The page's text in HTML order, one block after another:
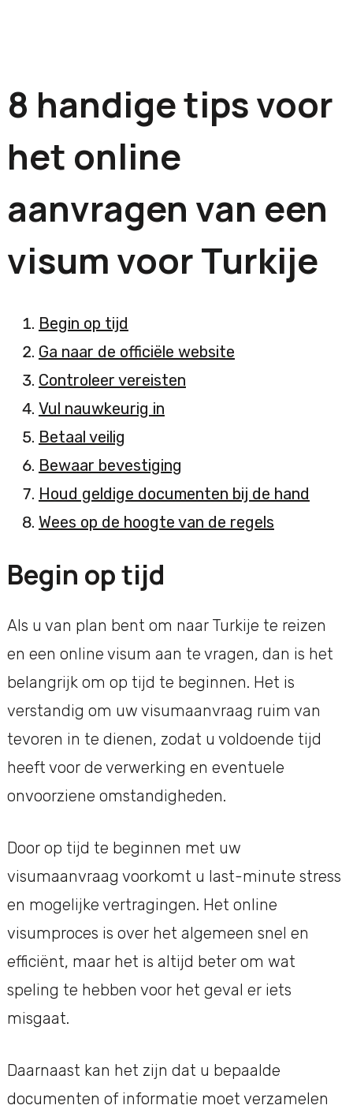
8 handige tips voor
het online
aanvragen van een
visum voor Turkije
Begin op tijd
Ga naar de officiële website
Controleer vereisten
Vul nauwkeurig in
Betaal veilig
Bewaar bevestiging
Houd geldige documenten bij de hand
Wees op de hoogte van de regels
Begin op tijd
Als u van plan bent om naar Turkije te reizen
en een online visum aan te vragen, dan is het
belangrijk om op tijd te beginnen. Het is
verstandig om uw visumaanvraag ruim van
tevoren in te dienen, zodat u voldoende tijd
heeft voor de verwerking en eventuele
onvoorziene omstandigheden.
Door op tijd te beginnen met uw
visumaanvraag voorkomt u last-minute stress
en mogelijke vertragingen. Het online
visumproces is over het algemeen snel en
efficiënt, maar het is altijd beter om wat
speling te hebben voor het geval er iets
misgaat.
Daarnaast kan het zijn dat u bepaalde
documenten of informatie moet verzamelen